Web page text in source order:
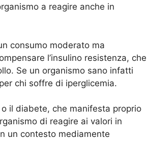
a reagire anche in
consumo moderato ma
l’insulino resistenza, che
Se un organismo sano infatti
chi soffre di iperglicemia.
il diabete, che manifesta proprio
di reagire ai valori in
un contesto mediamente